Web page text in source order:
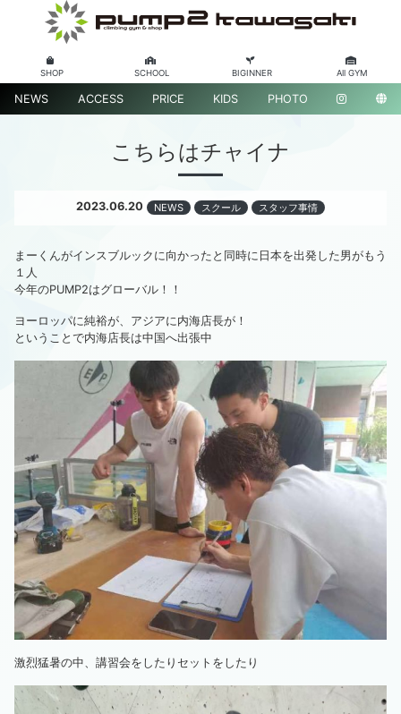
SHOP SCHOOL BIGINNER All GYM
NEWS ACCESS PRICE KIDS PHOTO
こちらはチャイナ
2023.06.20 NEWS スクール スタッフ事情
まーくんがインスブルックに向かったと同時に日本を出発した男がもう
１人
今年のPUMP2はグローバル！！
ヨーロッパに純裕が、アジアに内海店長が！
ということで内海店長は中国へ出張中
激烈猛暑の中、講習会をしたりセットをしたり